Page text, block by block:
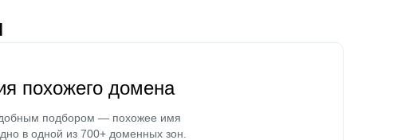
похожего домена
подбором — похожее имя
в одной из 700+ доменных зон.